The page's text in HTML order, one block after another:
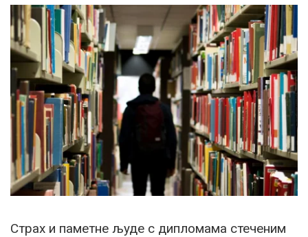
Страх и паметне људе с дипломама стеченим